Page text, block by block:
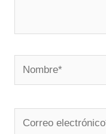
electrónico*